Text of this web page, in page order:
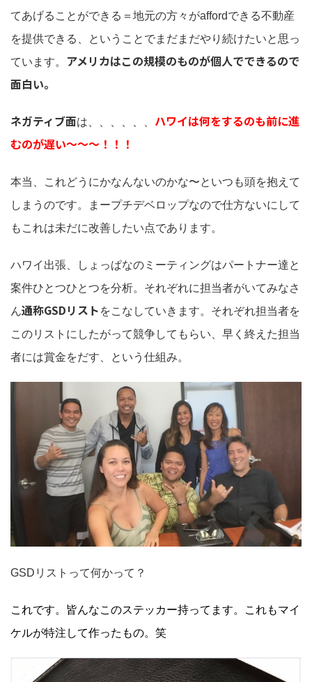
てあげることができる＝地元の方々がaffordできる不動産
を提供できる、ということでまだまだやり続けたいと思っ
ています。
アメリカはこの規模のものが個人でできるので
面白い。
ネガティブ面は、、、、、、 ハワイは何をするのも前に進
むのが遅い〜〜〜！！！
本当、これどうにかなんないのかな〜といつも頭を抱えて
しまうのです。まープチデベロップなので仕方ないにして
もこれは未だに改善したい点であります。
ハワイ出張、しょっぱなのミーティングはパートナー達と
案件ひとつひとつを分析。それぞれに担当者がいてみなさ
ん通称GSDリスト をこなしていきます。それぞれ担当者を
このリストにしたがって競争してもらい、早く終えた担当
者には賞金をだす、という仕組み。
GSDリストって何かって？
これです。皆んなこのステッカー持ってます。これもマイ
ケルが特注して作ったもの。笑